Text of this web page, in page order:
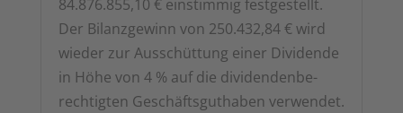
84.876.855,10 € ein­stim­mig fest­ge­stellt.
Der Bilanz­ge­winn von 250.432,84 € wird
wie­der zur Aus­schüt­tung einer Divi­den­de
in Höhe von 4 % auf die divi­den­den­be­
rech­tig­ten Geschäfts­gut­ha­ben verwendet.